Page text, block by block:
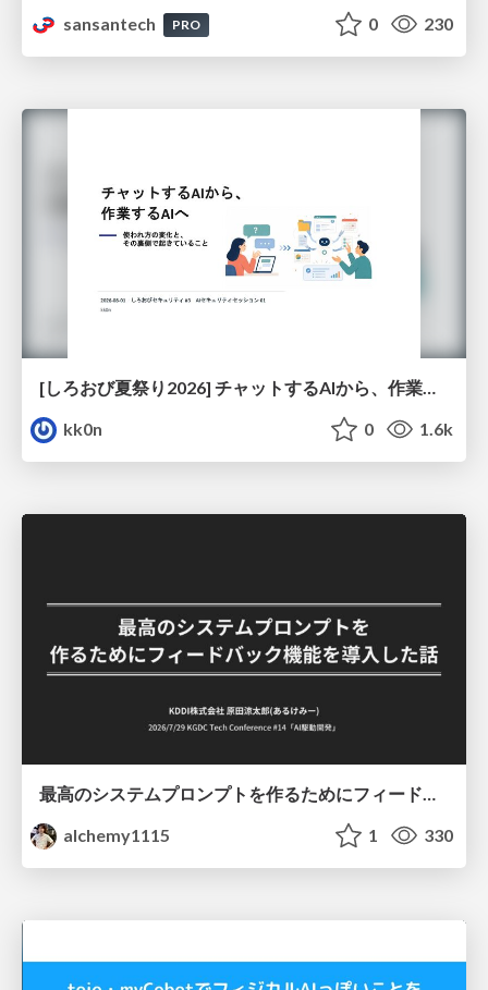
sansantech
PRO 0 230
[しろおび夏祭り2026] チャットするAIから、作業するAIへ - 使われ方の変化と、その裏側で起きていること
kk0n
0 1.6k
alchemy1115
1 330